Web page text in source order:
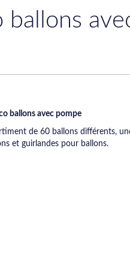
ballons
ballons avec pompe
de 60 ballons différents,
et guirlandes pour ballons.